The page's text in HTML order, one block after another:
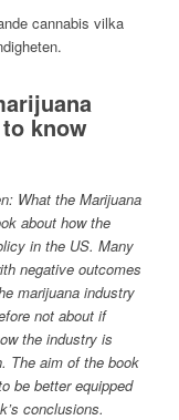
cannabis vilka
know
What the Marijuana
about how the
in the US. Many
negative outcomes
marijuana industry
not about if
the industry is
The aim of the book
be better equipped
conclusions.